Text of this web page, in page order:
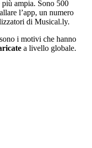
ampia. Sono 500
l’app, un numero
di Musical.ly.
i motivi che hanno
a livello globale.